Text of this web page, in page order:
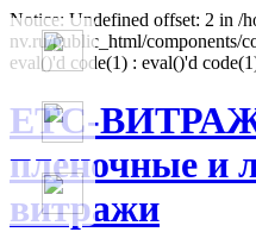
Notice: Undefined offset: 2 in /
nv.ru/public_html/components/
eval()'d code(1) : eval()'d
ЕТС-
пленочные и
витражи